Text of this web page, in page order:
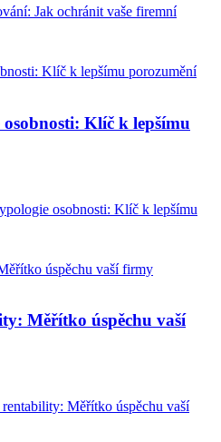
Jak ochránit vaše firemní
Klíč k lepšímu
osobnosti: Klíč k lepšímu
Měřítko úspěchu vaší
Měřítko úspěchu vaší